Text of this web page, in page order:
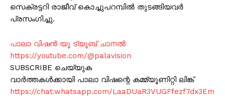
സെക്രട്ടറി രാജീവ് കൊച്ചുപറമ്പിൽ തുടങ്ങിയവർ
പ്രസംഗിച്ചു.
പാലാ വിഷൻ യൂ ട്യൂബ് ചാനൽ
https://youtube.com/@palavision
SUBSCRIBE ചെയ്യുക
വാർത്തകൾക്കായി പാലാ വിഷന്റെ കമ്മ്യൂണിറ്റി ലിങ്ക്
https://chat.whatsapp.com/LaaDUaR3VUGFfezf7dx3Em